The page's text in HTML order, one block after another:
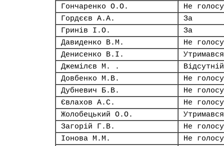
Гончаренко О.О.
Не
Гордєєв А.А.
За
Гринів І.О.
За
Давиденко В.М.
Не
Денисенко В.І.
Утримався
Джемілєв М. .
Відсутній
Довбенко М.В.
Не
Дубневич Б.В.
Не
Євлахов А.С.
Не
Жолобецький О.О.
Утримався
Загорій Г.В.
Не
Іонова М.М.
Не